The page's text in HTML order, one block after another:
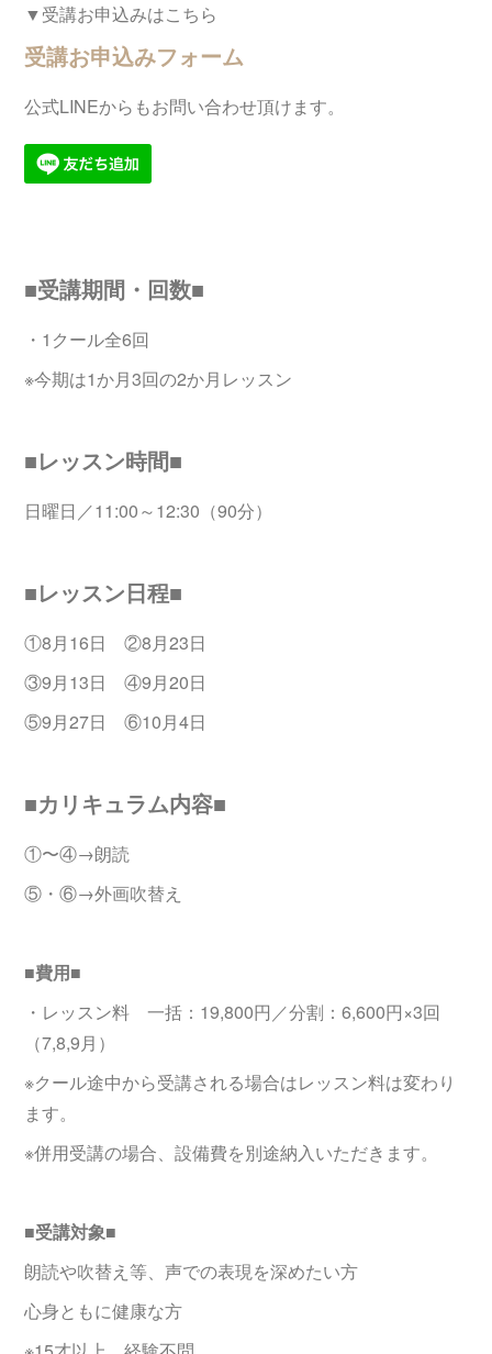
▼受講お申込みはこちら
受講お申込みフォーム
公式LINEからもお問い合わせ頂けます。
■受講期間・回数■
・1クール全6回
※今期は1か月3回の2か月レッスン
■レッスン時間■
日曜日／11:00～12:30（90分）
■レッスン日程■
①8月16日 ②8月23日
③9月13日 ④9月20日
⑤9月27日 ⑥10月4日
■カリキュラム内容■
①〜④→朗読
⑤・⑥→外画吹替え
■費用■
・レッスン料 一括：19,800円／分割：6,600円×3回
（7,8,9月）
※クール途中から受講される場合はレッスン料は変わり
ます。
※併用受講の場合、設備費を別途納入いただきます。
■受講対象■
朗読や吹替え等、声での表現を深めたい方
心身ともに健康な方